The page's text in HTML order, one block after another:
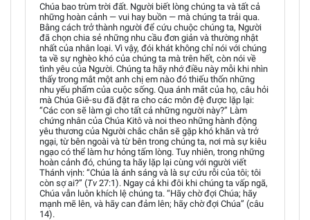
Chúa bao trùm trời đất. Người biết lòng chúng ta và tất cả
những hoàn cảnh — vui hay buồn — mà chúng ta trải qua.
Bằng cách trở thành người để cứu chuộc chúng ta, Người
đã chọn chia sẻ những nhu cầu đơn giản và thường nhật
nhất của nhân loại. Vì vậy, đói khát không chỉ nói với chúng
ta về sự nghèo khó của chúng ta mà trên hết, còn nói về
tình yêu của Người. Chúng ta hãy nhớ điều này mỗi khi nhìn
thấy trong mắt một anh chị em nào đó thiếu thốn những
nhu yếu phẩm của cuộc sống. Qua ánh mắt của họ, câu hỏi
mà Chúa Giê-su đã đặt ra cho các môn đệ được lặp lại:
“Các con sẽ làm gì cho tất cả những người này?” Làm
chứng nhân của Chúa Kitô và noi theo những hành động
yêu thương của Người chắc chắn sẽ gặp khó khăn và trở
ngại, từ bên ngoài và từ bên trong chúng ta, nơi mà sự kiêu
ngạo có thể làm hư hỏng tấm lòng. Tuy nhiên, trong những
hoàn cảnh đó, chúng ta hãy lặp lại cùng với người viết
Thánh vịnh: “Chúa là ánh sáng và là sự cứu rỗi của tôi; tôi
còn sợ ai?” (Tv27:1). Ngay cả khi đôi khi chúng ta vấp ngã,
Chúa vẫn luôn khích lệ chúng ta. “Hãy chờ đợi Chúa; hãy
mạnh mẽ lên, và hãy can đảm lên; hãy chờ đợi Chúa” (câu
14).